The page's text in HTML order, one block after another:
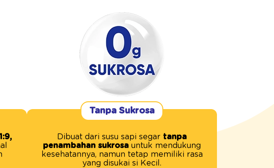
Tanpa Sukrosa
Dibuat dari susu sapi segar tanpa
penambahan sukrosa untuk mendukung
kesehatannya, namun tetap memiliki rasa
yang disukai si Kecil.